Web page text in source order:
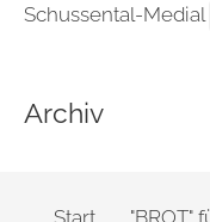
Schussental-Medial
Archiv
Start "BROT"